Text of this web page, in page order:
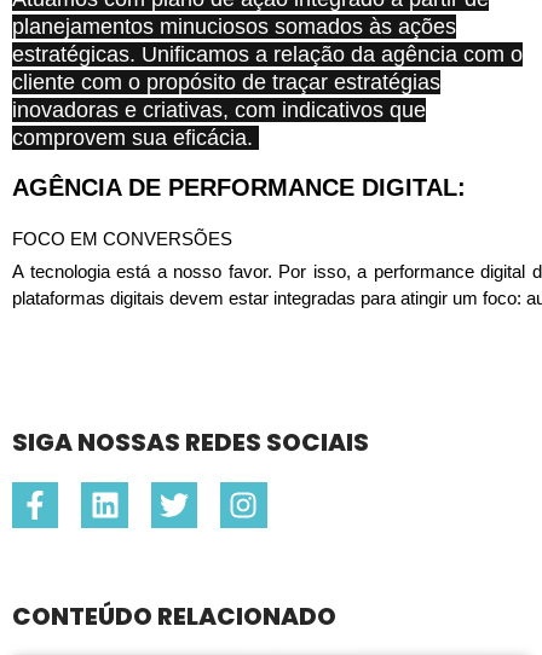
Grandes
mentes
falam
sobre
ideias.
ELEANOR
planejamentos minuciosos somados às ações
estratégicas. Unificamos a relação da agência com o
cliente com o propósito de traçar estratégias
inovadoras e criativas, com indicativos que
comprovem sua eficácia.
AGÊNCIA DE PERFORMANCE DIGITAL:
FOCO EM CONVERSÕES
A tecnologia está a nosso favor. Por isso, a performance
plataformas digitais devem estar integradas para atingir um foco:
SIGA NOSSAS REDES SOCIAIS
CONTEÚDO RELACIONADO